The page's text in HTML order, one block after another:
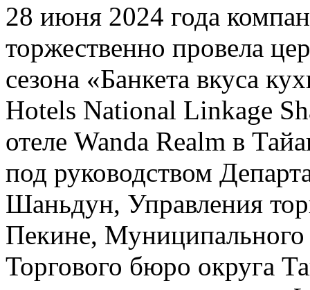
28 июня 2024 года
торжественно провела
сезона «Банкета вкуса
Hotels National Linkage
отеле Wanda Realm в
под руководством
Шаньдун, Управления
Пекине,
Торгового бюро округа